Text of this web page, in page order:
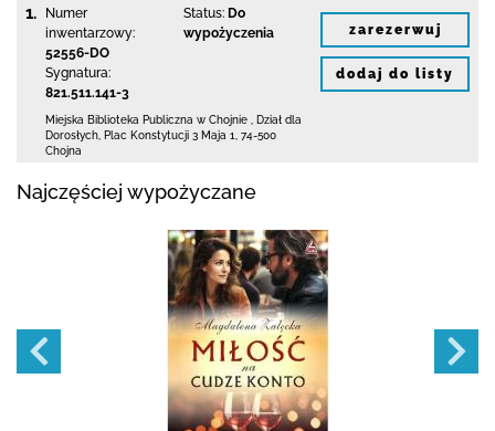
1.
Numer
inwentarzowy:
52556-DO
Sygnatura:
821.511.141-3
Status: Do
wypożyczenia
Miejska Biblioteka Publiczna w Chojnie
Dział dla
Dorosłych, Plac Konstytucji 3 Maja 1
74-500
Chojna
zarezerwuj
dodaj do listy
Najczęściej wypożyczane